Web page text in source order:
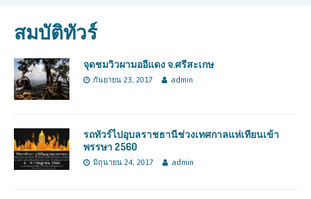
สมบัติทัวร์
จุดชมวิวผามออีแดง จ.ศรีสะเกษ
กันยายน 23, 2017 admin
รถทัวร์ไปอุบลราชธานีช่วงเทศกาลแห่เทียนเข้า
พรรษา 2560
มิถุนายน 24, 2017 admin